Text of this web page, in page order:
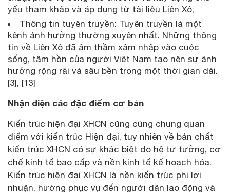
yếu tham khảo và áp dụng từ tài liệu Liên Xô;
Thông tin tuyên truyền: Tuyên truyền là một
kênh ảnh hưởng thường xuyên nhất. Những thông
tin về Liên Xô đã âm thầm xâm nhập vào cuộc
sống, tâm hồn của người Việt Nam tạo nên sự ảnh
hưởng rộng rãi và sâu bền trong một thời gian dài.
[3], [13]
Nhận diện các đặc điểm cơ bản
Kiến trúc hiện đại XHCN cũng cùng chung quan
điểm với kiến trúc Hiện đại, tuy nhiên về bản chất
kiến trúc XHCN có sự khác biệt do hệ tư tưởng, cơ
chế kinh tế bao cấp và nền kinh tế kế hoạch hóa.
Kiến trúc hiện đại XHCN là nền kiến trúc phi lợi
nhuận, hướng phục vụ đến người dân lao động và